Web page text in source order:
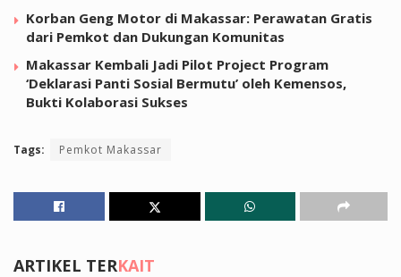
Korban Geng Motor di Makassar: Perawatan Gratis
dari Pemkot dan Dukungan Komunitas
Makassar Kembali Jadi Pilot Project Program
‘Deklarasi Panti Sosial Bermutu’ oleh Kemensos,
Bukti Kolaborasi Sukses
Tags: Pemkot Makassar
ARTIKEL TERKAIT